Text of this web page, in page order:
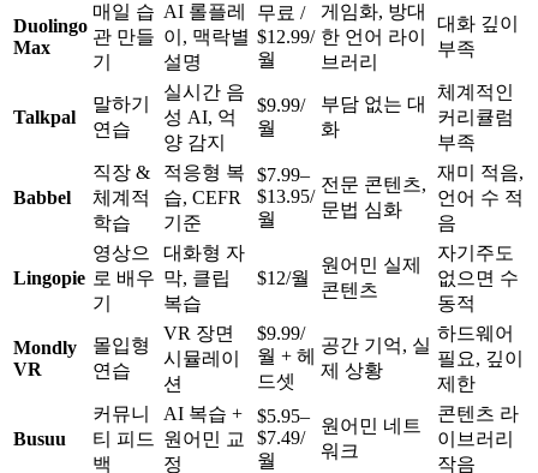
Duolingo
Max
매일 습
관 만들
기
AI 롤플레
이, 맥락별
설명
무료 /
$12.99/
월
게임화, 방대
한 언어 라이
브러리
대화 깊이
부족
Talkpal
말하기
연습
실시간 음
성 AI, 억
양 감지
$9.99/
월
부담 없는 대
화
체계적인
커리큘럼
부족
Babbel
직장 &
체계적
학습
적응형 복
습, CEFR
기준
$7.99–
$13.95/
월
전문 콘텐츠,
문법 심화
재미 적음,
언어 수 적
음
Lingopie
영상으
로 배우
기
대화형 자
막, 클립
복습
$12/월
원어민 실제
콘텐츠
자기주도
없으면 수
동적
Mondly
VR
몰입형
연습
VR 장면
시뮬레이
션
$9.99/
월 + 헤
드셋
공간 기억, 실
제 상황
하드웨어
필요, 깊이
제한
Busuu
커뮤니
티 피드
백
AI 복습 +
원어민 교
정
$5.95–
$7.49/
월
원어민 네트
워크
콘텐츠 라
이브러리
작음